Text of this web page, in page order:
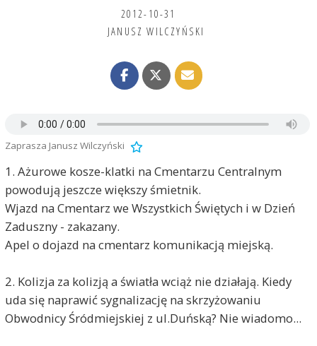
2012-10-31
JANUSZ WILCZYŃSKI
Zaprasza Janusz Wilczyński
1. Ażurowe kosze-klatki na Cmentarzu Centralnym
powodują jeszcze większy śmietnik.
Wjazd na Cmentarz we Wszystkich Świętych i w Dzień
Zaduszny - zakazany.
Apel o dojazd na cmentarz komunikacją miejską.
2. Kolizja za kolizją a światła wciąż nie działają. Kiedy
uda się naprawić sygnalizację na skrzyżowaniu
Obwodnicy Śródmiejskiej z ul.Duńską? Nie wiadomo...